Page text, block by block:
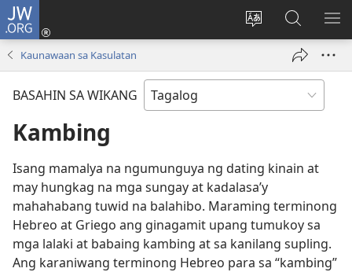
JW.ORG
Baguhin
ng
Mag-
log
bubukas
sa
JW.ORG
Kaunawaan sa Kasulatan
BASAHIN SA WIKANG
Kambing
Isang mamalya na ngumunguya ng dating kinain at
may hungkag na mga sungay at kadalasa’y
mahahabang tuwid na balahibo. Maraming terminong
Hebreo at Griego ang ginagamit upang tumukoy sa
mga lalaki at babaing kambing at sa kanilang supling.
Ang karaniwang terminong Hebreo para sa “kambing”